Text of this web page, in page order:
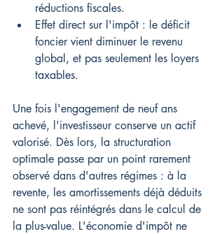
réductions fiscales.
Effet direct sur l'impôt : le déficit
foncier vient diminuer le revenu
global, et pas seulement les loyers
taxables.
Une fois l'engagement de neuf ans
achevé, l'investisseur conserve un actif
valorisé. Dès lors, la structuration
optimale passe par un point rarement
observé dans d'autres régimes : à la
revente, les amortissements déjà déduits
ne sont pas réintégrés dans le calcul de
la plus-value. L'économie d'impôt ne